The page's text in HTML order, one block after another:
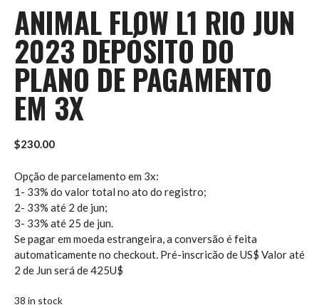
ANIMAL FLOW L1 RIO JUN
2023 DEPÓSITO DO
PLANO DE PAGAMENTO
EM 3X
$230.00
Opção de parcelamento em 3x:
1- 33% do valor total no ato do registro;
2- 33% até 2 de jun;
3- 33% até 25 de jun.
Se pagar em moeda estrangeira, a conversão é feita
automaticamente no checkout. Pré-inscricão de US$ Valor até
2 de Jun será de 425U$
38 in stock